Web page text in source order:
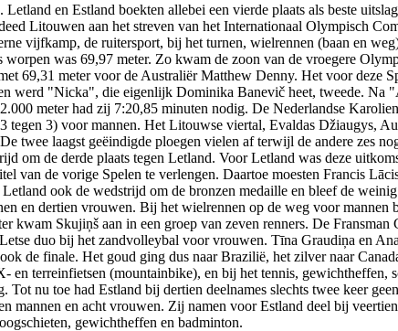
en Estland boekten allebei een vierde plaats als beste
Litouwen aan het streven van het Internationaal Olympisch
vijfkamp, de ruitersport, bij het turnen, wielrennen (baan en
was 69,97 meter. Zo kwam de zoon van de vroegere
69,31 meter voor de Australiër Matthew Denny. Het voor deze
werd "Nicka", die eigenlijk Dominika Banevič heet, tweede.
meter had zij 7:20,85 minuten nodig. De Nederlandse
3) voor mannen. Het Litouwse viertal, Evaldas Džiaugys,
twee laagst geëindigde ploegen vielen af terwijl de andere zes
de derde plaats tegen Letland. Voor Letland was deze
van de vorige Spelen te verlengen. Daartoe moesten Francis
ook de wedstrijd om de bronzen medaille en bleef de
en dertien vrouwen. Bij het wielrennen op de weg voor mannen
Skujiņš aan in een groep van zeven renners. De
duo bij het zandvolleybal voor vrouwen. Tīna Graudiņa en
de finale. Het goud ging dus naar Brazilië, het zilver naar
terreinfietsen (mountainbike), en bij het tennis, gewichtheffen,
nu toe had Estland bij dertien deelnames slechts twee keer
mannen en acht vrouwen. Zij namen voor Estland deel bij
gewichtheffen en badminton.